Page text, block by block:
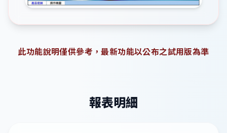
此功能說明僅供參考，最新功能以公布之試用版為準
報表明細